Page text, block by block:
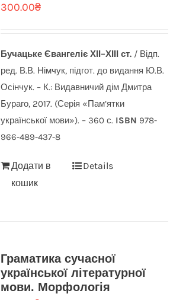
300.00₴
Бучацьке Євангеліє ХІІ–ХІІІ ст./ Відп.
ред. В.В. Німчук, підгот. до видання Ю.В.
Осінчук. – К.: Видавничий дім Дмитра
Бураго, 2017. (Серія «Пам’ятки
української мови»). – 360 с. ISBN 978-
966-489-437-8
Додати в
кошик
Details
Граматика сучасної
української літературної
мови. Морфологія